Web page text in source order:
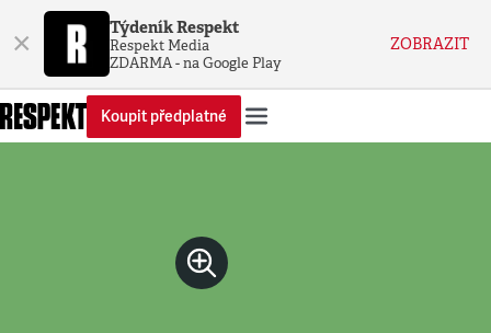
× Týdeník Respekt
Respekt Media
ZDARMA - na Google Play
ZOBRAZIT
Koupit předplatné